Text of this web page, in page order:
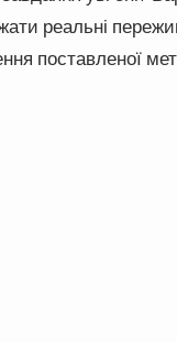
реальні
поставленої